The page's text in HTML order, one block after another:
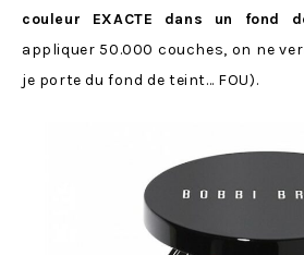
couleur EXACTE dans un fond
appliquer 50.000 couches, on ne
je porte du fond de teint… FOU).